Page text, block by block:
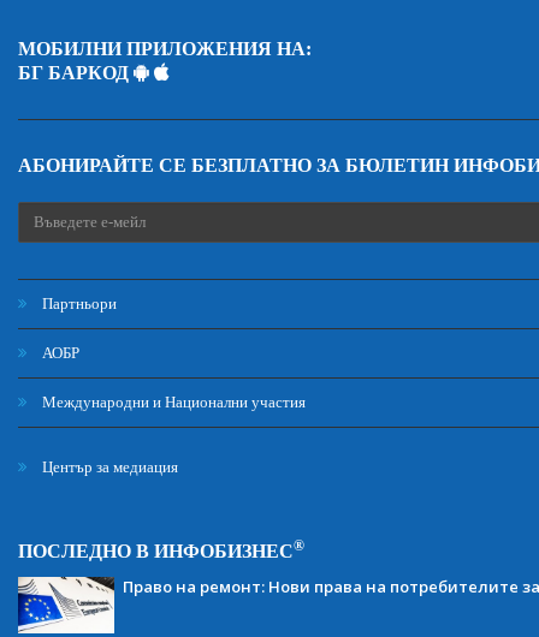
МОБИЛНИ ПРИЛОЖЕНИЯ НА:
БГ БАРКОД
АБОНИРАЙТЕ СЕ БЕЗПЛАТНО ЗА БЮЛЕТИН
Партньори
АОБР
Международни и Национални участия
Център за медиация
ПОСЛЕДНО В ИНФОБИЗНЕС®
Право на ремонт: Нови права на потребителите